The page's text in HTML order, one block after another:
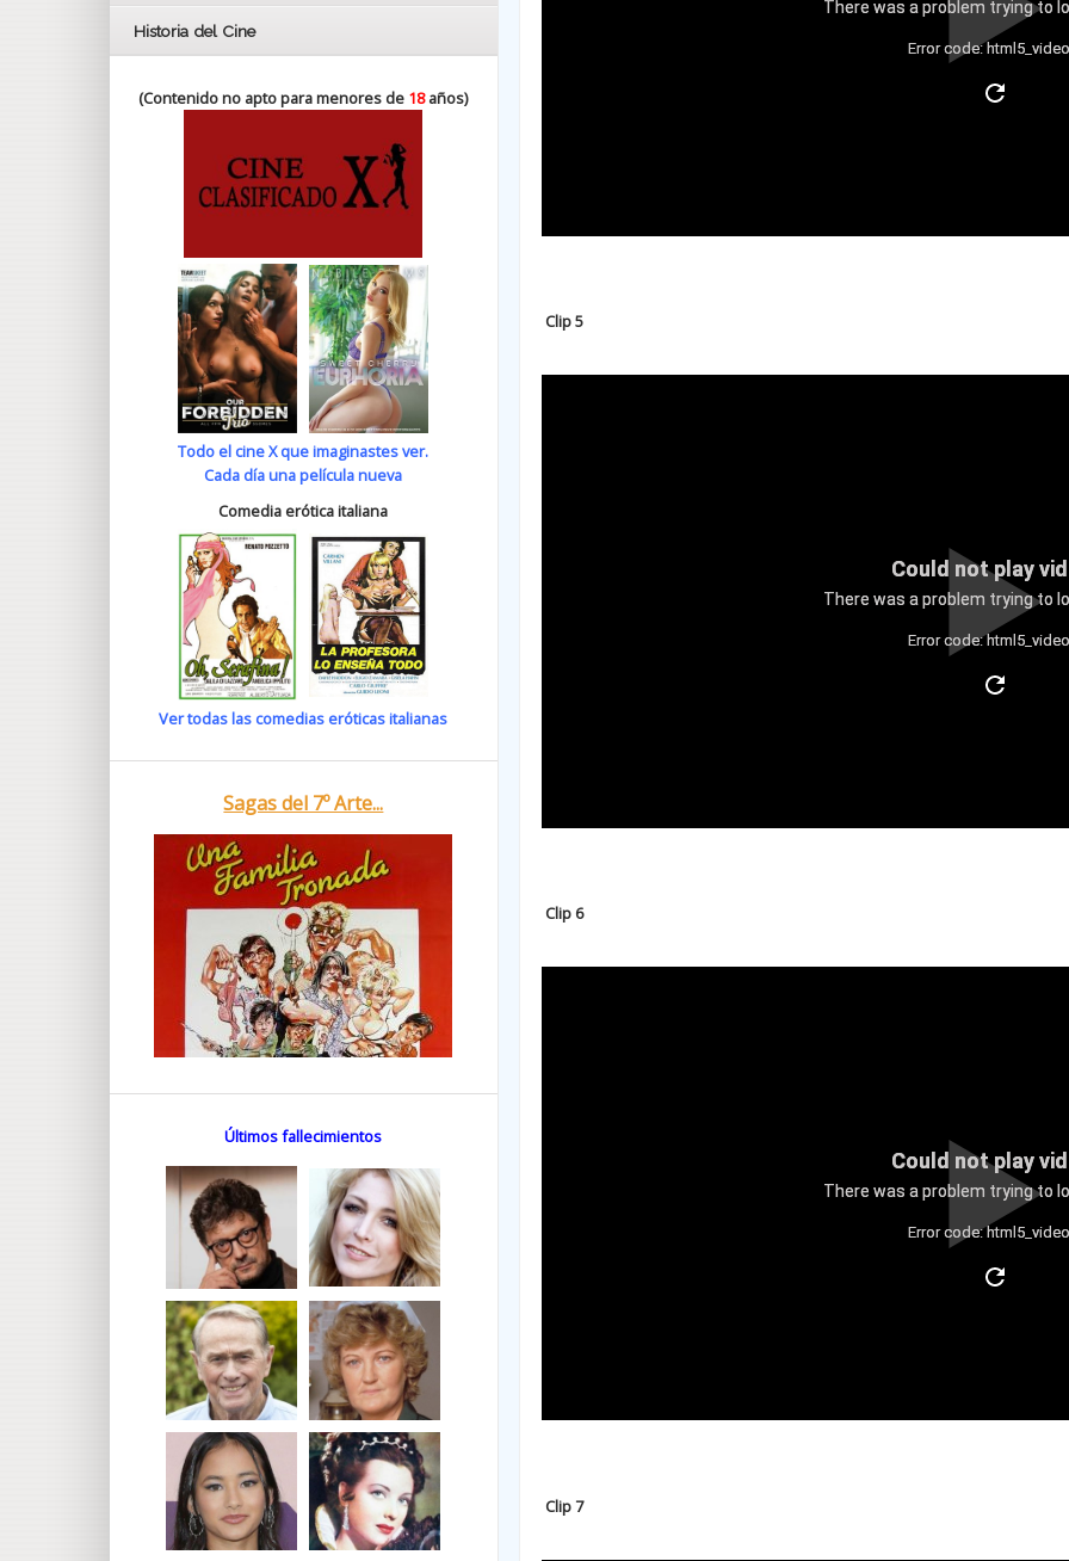
There was a problem trying to
Error code:
Clip 5
Could not play
There was a problem trying to
Error code:
Clip 6
Could not play
There was a problem trying to
Error code:
Clip 7
Historia del Cine
(Contenido no apto para menores de 18años)
Todo el cine X que imaginastes ver.
Cada día una película nueva
Comedia erótica italiana
Ver todas las comedias eróticas italianas
Sagas del 7º Arte...
Últimos fallecimientos